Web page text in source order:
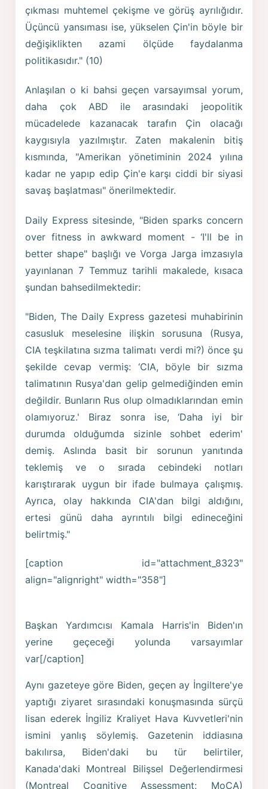
çıkması muhtemel çekişme ve görüş ayrılığıdır.
Üçüncü yansıması ise, yükselen Çin'in böyle bir
değişiklikten azami ölçüde faydalanma
politikasıdır." (10)
Anlaşılan o ki bahsi geçen varsayımsal yorum,
daha çok ABD ile arasındaki jeopolitik
mücadelede kazanacak tarafın Çin olacağı
kaygısıyla yazılmıştır. Zaten makalenin bitiş
kısmında, "Amerikan yönetiminin 2024 yılına
kadar ne yapıp edip Çin'e karşı ciddi bir siyasi
savaş başlatması" önerilmektedir.
Daily Express sitesinde, "Biden sparks concern
over fitness in awkward moment - ‘I'll be in
better shape" başlığı ve Vorga Jarga imzasıyla
yayınlanan 7 Temmuz tarihli makalede, kısaca
şundan bahsedilmektedir:
"Biden, The Daily Express gazetesi muhabirinin
casusluk meselesine ilişkin sorusuna (Rusya,
CIA teşkilatına sızma talimatı verdi mi?) önce şu
şekilde cevap vermiş: ‘CIA, böyle bir sızma
talimatının Rusya'dan gelip gelmediğinden emin
değildir. Bunların Rus olup olmadıklarından emin
olamıyoruz.' Biraz sonra ise, ‘Daha iyi bir
durumda olduğumda sizinle sohbet ederim'
demiş. Aslında basit bir sorunun yanıtında
teklemiş ve o sırada cebindeki notları
karıştırarak uygun bir ifade bulmaya çalışmış.
Ayrıca, olay hakkında CIA'dan bilgi aldığını,
ertesi günü daha ayrıntılı bilgi edineceğini
belirtmiş."
[caption id="attachment_8323"
align="alignright" width="358"]
Başkan Yardımcısı Kamala Harris'in Biden'ın
yerine geçeceği yolunda varsayımlar
var[/caption]
Aynı gazeteye göre Biden, geçen ay İngiltere'ye
yaptığı ziyaret sırasındaki konuşmasında sürçü
lisan ederek İngiliz Kraliyet Hava Kuvvetleri'nin
ismini yanlış söylemiş. Gazetenin iddiasına
bakılırsa, Biden'daki bu tür belirtiler,
Kanada'daki Montreal Bilişsel Değerlendirmesi
(Montreal Cognitive Assessment: MoCA)